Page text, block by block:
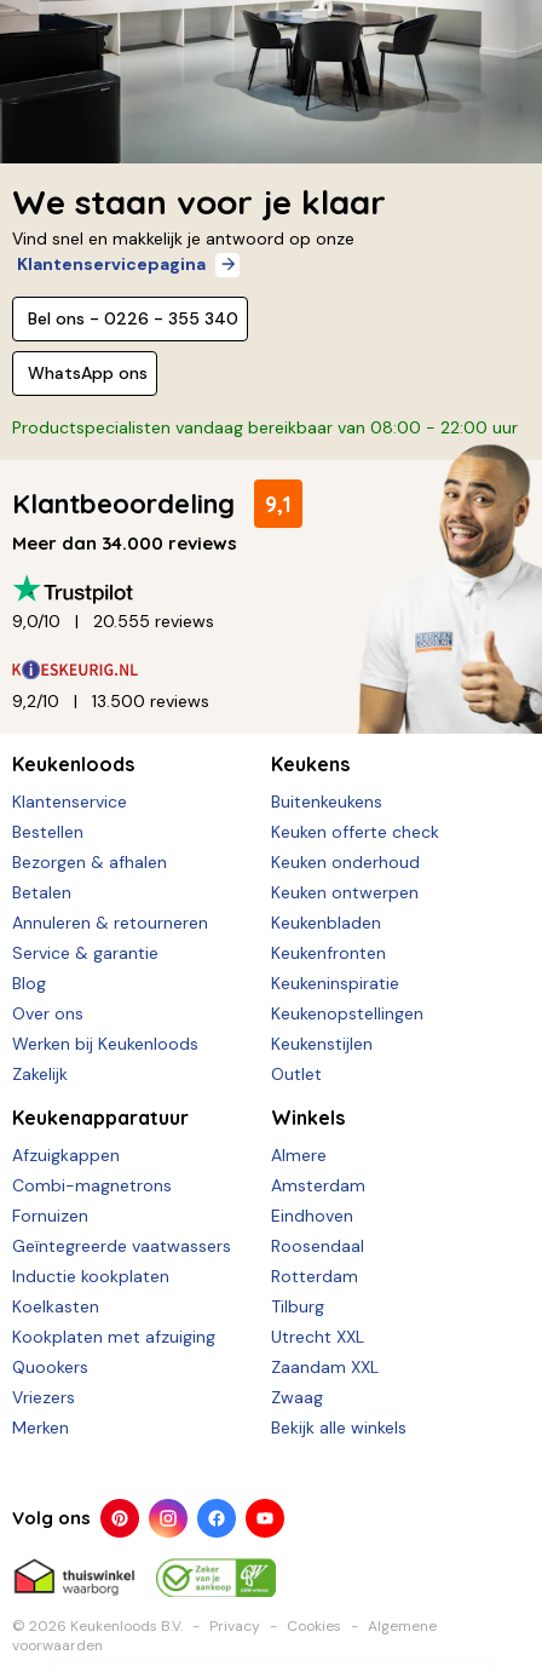
We staan voor je klaar
Vind snel en makkelijk je antwoord op onze
Klantenservicepagina
Bel ons - 0226 - 355 340
WhatsApp ons
Productspecialisten vandaag bereikbaar van 08:00 - 22:00 uur
Klantbeoordeling 9,1
Meer dan 34.000 reviews
9,0/10 20.555 reviews
9,2/10 13.500 reviews
Keukenloods
Klantenservice
Bestellen
Bezorgen & afhalen
Betalen
Annuleren & retourneren
Service & garantie
Blog
Over ons
Werken bij Keukenloods
Zakelijk
Keukens
Buitenkeukens
Keuken offerte check
Keuken onderhoud
Keuken ontwerpen
Keukenbladen
Keukenfronten
Keukeninspiratie
Keukenopstellingen
Keukenstijlen
Outlet
Keukenapparatuur
Afzuigkappen
Combi-magnetrons
Fornuizen
Geïntegreerde vaatwassers
Inductie kookplaten
Koelkasten
Kookplaten met afzuiging
Quookers
Vriezers
Merken
Winkels
Almere
Amsterdam
Eindhoven
Roosendaal
Rotterdam
Tilburg
Utrecht XXL
Zaandam XXL
Zwaag
Bekijk alle winkels
Volg ons
© 2026 Keukenloods B.V. Privacy Cookies
Algemene
voorwaarden